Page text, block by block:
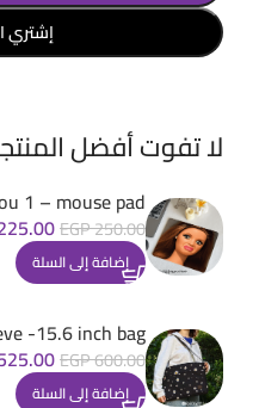
إشتري
لا تفوت أفضل
1 – mouse pad
EGP250.00
إضافة إلى السلة
-15.6 inch bag
EGP600.00
إضافة إلى السلة